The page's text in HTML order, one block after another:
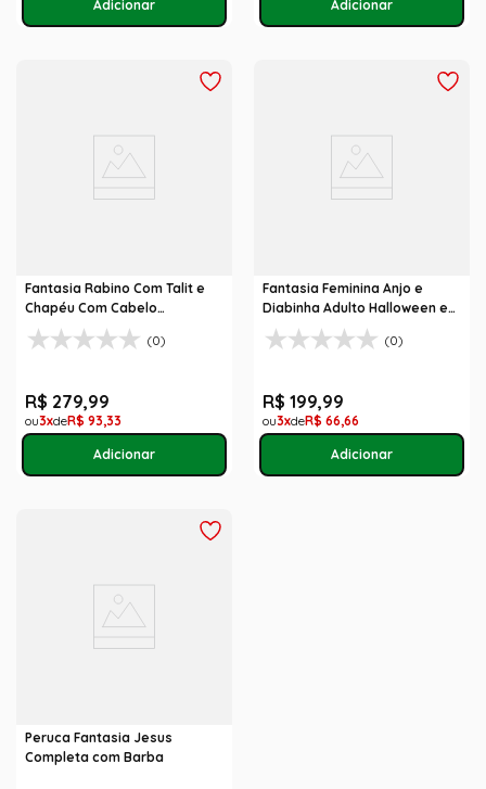
Fantasia Rabino Com Talit e
Chapéu Com Cabelo
Abrakadabra
(0)
R$ 279,99
3 R$ 93,33
Fantasia Feminina Anjo e
Diabinha Adulto Halloween e
Carnaval
(0)
R$ 199,99
3 R$ 66,66
Peruca Fantasia Jesus
Completa com Barba